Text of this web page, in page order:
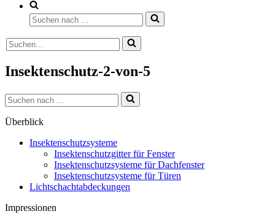
Suchen
nach …
Suchen
nach …
Insektenschutz-2-von-5
Suchen
nach …
Überblick
Insektenschutzsysteme
Insektenschutzgitter für Fenster
Insektenschutzsysteme für Dachfenster
Insektenschutzsysteme für Türen
Lichtschachtabdeckungen
Impressionen